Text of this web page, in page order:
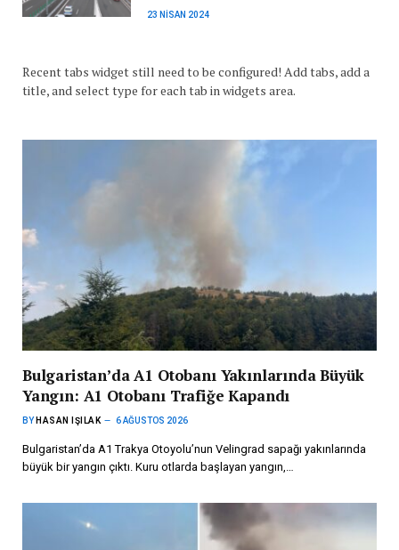
23 NISAN 2024
Recent tabs widget still need to be configured! Add tabs, add a
title, and select type for each tab in widgets area.
Bulgaristan’da A1 Otobanı Yakınlarında Büyük
Yangın: A1 Otobanı Trafiğe Kapandı
BY HASAN IŞILAK 6 AĞUSTOS 2026
Bulgaristan’da A1 Trakya Otoyolu’nun Velingrad sapağı yakınlarında
büyük bir yangın çıktı. Kuru otlarda başlayan yangın,…